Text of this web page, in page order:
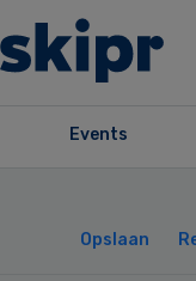
Events
Opslaan